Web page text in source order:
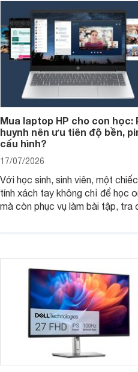
Mua laptop HP cho con học:
huynh nên ưu tiên độ bền,
cấu hình?
17/07/2026
Với học sinh, sinh viên, một
tính xách tay không chỉ để học
mà còn phục vụ làm bài tập, tra
thay vì chỉ so sánh cấu hình trên